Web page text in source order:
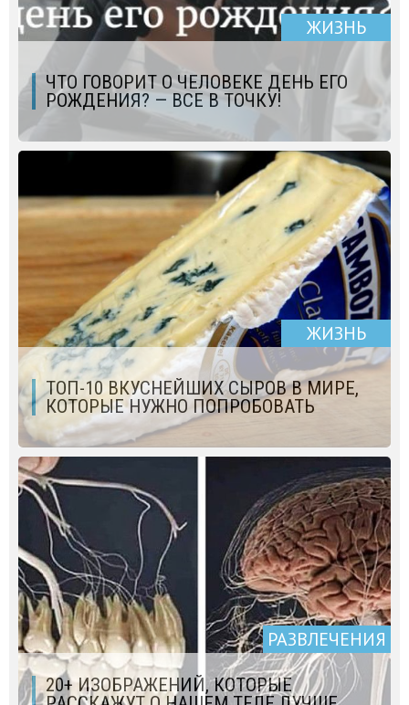
ЖИЗНЬ
ЧТО ГОВОРИТ О ЧЕЛОВЕКЕ ДЕНЬ ЕГО
РОЖДЕНИЯ? — ВСЕ В ТОЧКУ!
ЖИЗНЬ
ТОП-10 ВКУСНЕЙШИХ СЫРОВ В МИРЕ,
КОТОРЫЕ НУЖНО ПОПРОБОВАТЬ
РАЗВЛЕЧЕНИЯ
20+ ИЗОБРАЖЕНИЙ, КОТОРЫЕ